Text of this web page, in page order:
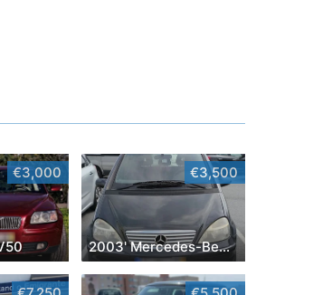
€3,000 €3,500
2003' Mercedes-Benz Classe A Classic